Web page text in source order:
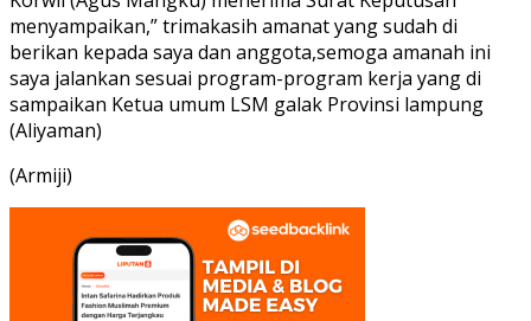
menyampaikan,” trimakasih amanat yang sudah di
berikan kepada saya dan anggota,semoga amanah ini
saya jalankan sesuai program-program kerja yang di
sampaikan Ketua umum LSM galak Provinsi lampung
(Aliyaman)
(Armiji)